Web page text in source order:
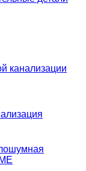
канализации